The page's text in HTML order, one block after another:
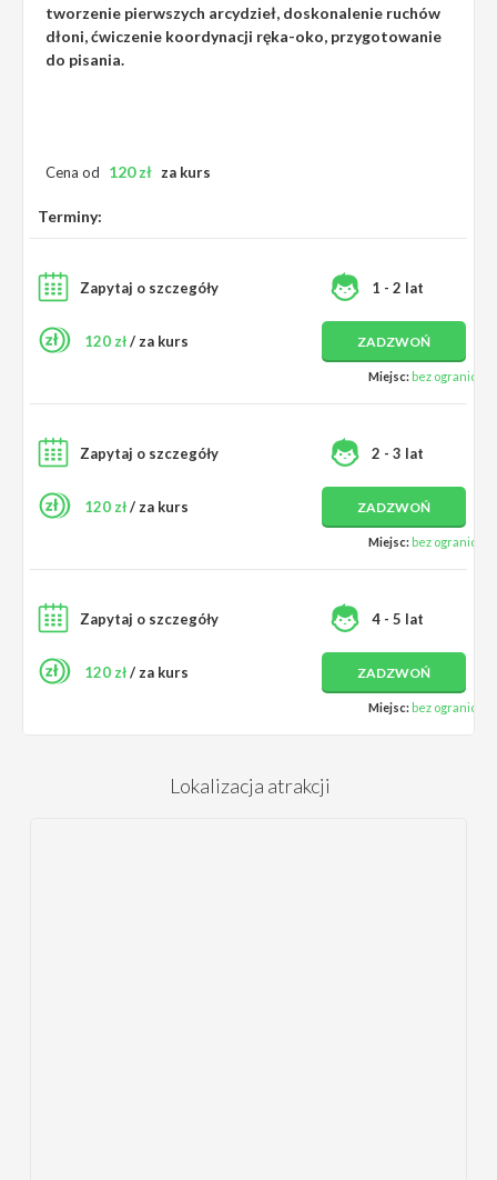
tworzenie pierwszych arcydzieł, doskonalenie ruchów
dłoni, ćwiczenie koordynacji ręka-oko, przygotowanie
do pisania.
Cena od 120zł za kurs
Terminy:
Zapytaj o szczegóły 1 - 2 lat
120 zł/ za kurs ZADZWOŃ
Miejsc: bez ograniczeń
Zapytaj o szczegóły 2 - 3 lat
120 zł/ za kurs ZADZWOŃ
Miejsc: bez ograniczeń
Zapytaj o szczegóły 4 - 5 lat
120 zł/ za kurs ZADZWOŃ
Miejsc: bez ograniczeń
Lokalizacja atrakcji